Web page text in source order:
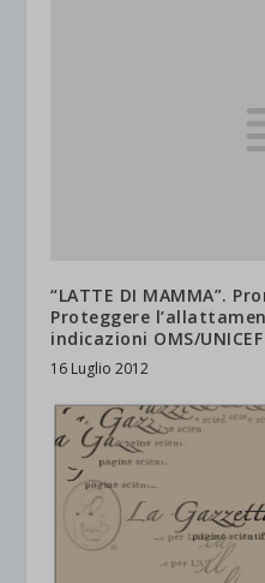
“LATTE DI MAMMA”.
Proteggere
indicazioni OMS/UNICEF
16 Luglio 2012